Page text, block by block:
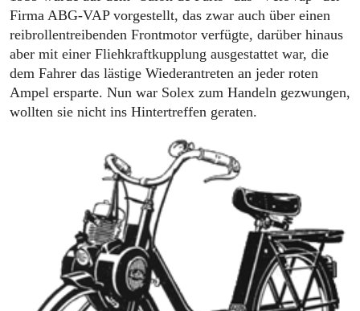
Firma ABG-VAP vorgestellt, das zwar auch über einen
reibrollentreibenden Frontmotor verfügte, darüber hinaus
aber mit einer Fliehkraftkupplung ausgestattet war, die
dem Fahrer das lästige Wiederantreten an jeder roten
Ampel ersparte. Nun war Solex zum Handeln gezwungen,
wollten sie nicht ins Hintertreffen geraten.